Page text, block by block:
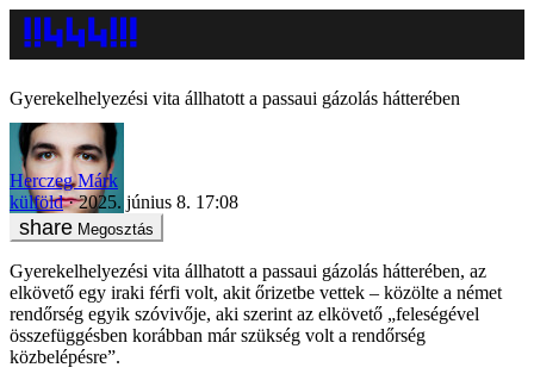
Gyerekelhelyezési vita állhatott a passaui gázolás hátterében
Herczeg Márk
külföld
2025. június 8. 17:08
Megosztás
Gyerekelhelyezési vita állhatott a passaui gázolás hátterében, az
elkövető egy iraki férfi volt, akit őrizetbe vettek – közölte a német
rendőrség egyik szóvivője, aki szerint az elkövető „feleségével
összefüggésben korábban már szükség volt a rendőrség
közbelépésre”.